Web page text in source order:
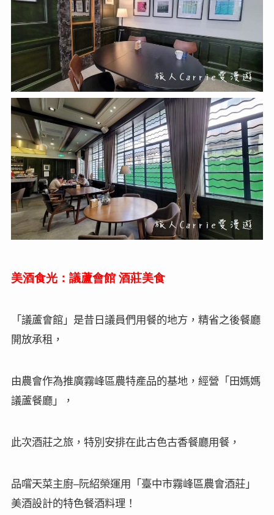
美酒食光： 議蘆會館 酒莊美食
「議蘆會館」是昔日議員們用餐的地方，精省之後餐廳
開放承租，
由農會作為推廣霧峰區農特產品的基地，經營「田媽媽
議蘆餐廳」，
此次酒莊之旅，特別安排在此古色古香餐廳用餐，
品嚐天菜主廚–阮紹榮運用
「臺中市霧峰區農會酒莊」
美酒設計的特色餐酒料理！